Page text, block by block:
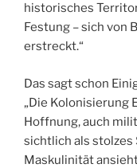
historisches
Festung – sich von
erstreckt.“
Das sagt schon
„Die Kolonisierung
Hoffnung, auch
sichtlich als
Maskulinität